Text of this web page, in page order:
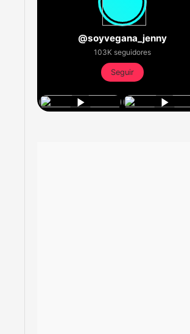
@soyvegana_jenny
103K seguidores
Seguir